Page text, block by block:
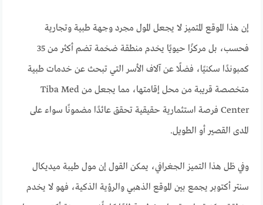
إن هذا الموقع المتميز لا يجعل المول مجرد وجهة طبية وتجارية
فحسب، بل مركزًا حيويًا يخدم منطقة ضخمة تضم أكثر من 35
كمبوندًا سكنيًا، فضلًا عن آلاف الأسر التي تبحث عن خدمات طبية
متخصصة قريبة من محل إقامتها، مما يجعل من Tiba Med
Center فرصة استثمارية حقيقية تحقق عائدًا مضمونًا سواء على
المدى القصير أو الطويل.
وفي ظل هذا التميز الجغرافي، يمكن القول إن مول طيبة ميديكال
سنتر أكتوبر يجمع بين الموقع الذهبي والرؤية الذكية، فهو لا يخدم